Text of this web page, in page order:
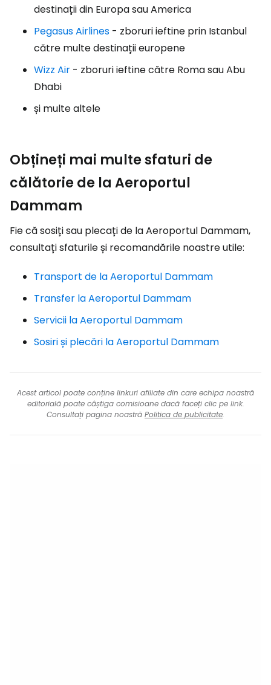
destinații din Europa sau America
Pegasus Airlines - zboruri ieftine prin Istanbul
către multe destinații europene
Wizz Air - zboruri ieftine către Roma sau Abu
Dhabi
și multe altele
Obțineți mai multe sfaturi de
călătorie de la Aeroportul
Dammam
Fie că sosiți sau plecați de la Aeroportul Dammam,
consultați sfaturile și recomandările noastre utile:
Transport de la Aeroportul Dammam
Transfer la Aeroportul Dammam
Servicii la Aeroportul Dammam
Sosiri și plecări la Aeroportul Dammam
Acest articol poate conține linkuri afiliate din care echipa noastră
editorială poate câștiga comisioane dacă faceți clic pe link.
Consultați pagina noastră Politica de publicitate.